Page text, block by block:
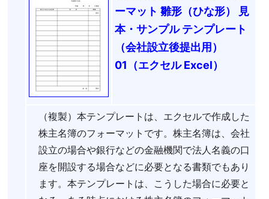
ーマット 雛形（ひな形） 見
本・サンプル テンプレート
（会社設立後提出用）
01（エクセル Excel）
（複製）本テンプレートは、エクセルで作成した
株主名簿のフォーマットです。株主名簿は、会社
設立の場合や銀行などの金融機関で法人名義の口
座を開設する場合などに必要となる書類でもあり
ます。本テンプレートは、こうした場合に必要と